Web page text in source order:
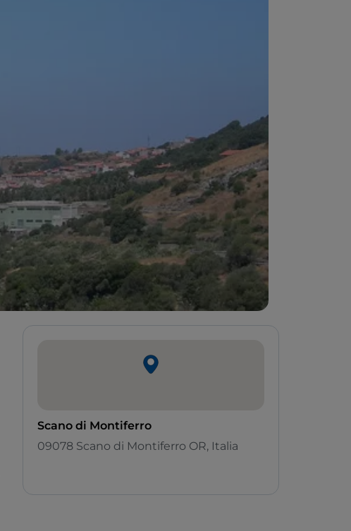
Scano di Montiferro
09078 Scano di Montiferro OR, Italia